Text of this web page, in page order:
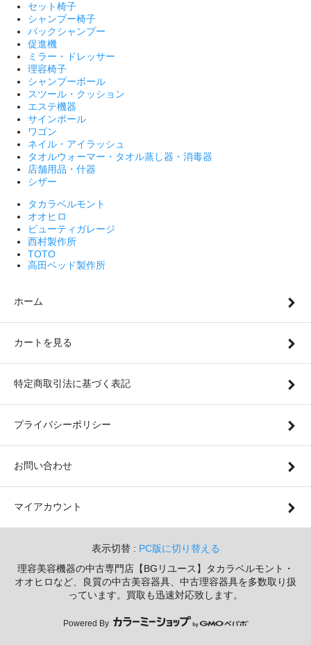
セット椅子
シャンプー椅子
バックシャンプー
促進機
ミラー・ドレッサー
理容椅子
シャンプーボール
スツール・クッション
エステ機器
サインポール
ワゴン
ネイル・アイラッシュ
タオルウォーマー・タオル蒸し器・消毒器
店舗用品・什器
シザー
タカラベルモント
オオヒロ
ビューティガレージ
西村製作所
TOTO
高田ベッド製作所
ホーム
カートを見る
特定商取引法に基づく表記
プライバシーポリシー
お問い合わせ
マイアカウント
表示切替 : PC版に切り替える
理容美容機器の中古専門店【BGリユース】タカラベルモント・
オオヒロなど、良質の中古美容器具、中古理容器具を多数取り扱
っています。買取も迅速対応致します。
Powered By